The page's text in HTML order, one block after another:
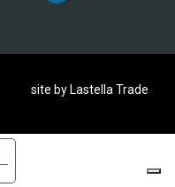
site by Lastella Trade